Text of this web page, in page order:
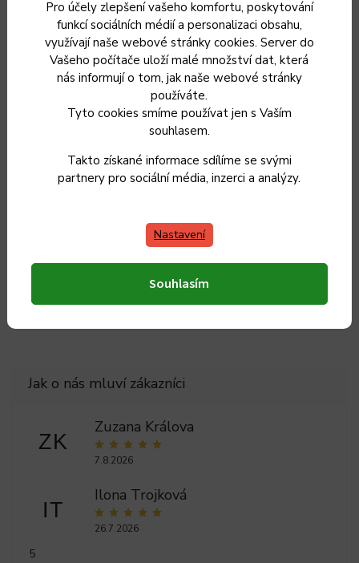
Pro účely zlepšení vašeho komfortu, poskytování
funkcí sociálních médií a personalizaci obsahu,
využívají naše webové stránky cookies. Server do
Vašeho počítače uloží malé množství dat, která
nás informují o tom, jak naše webové stránky
používáte.
Tyto cookies smíme používat jen s Vaším
souhlasem.
Takto získané informace sdílíme se svými
partnery pro sociální média, inzerci a analýzy.
Nastavení
Souhlasím
Záruka: 2 roky
Hmotnost: 0.133 kg
8594861257908
Délka čepele: 18 cm
dřevo
Položka byla vyprodána…
ZK
Zuzana Králova
7.8.2026
IT
Ilona Trojková
26.7.2026
5